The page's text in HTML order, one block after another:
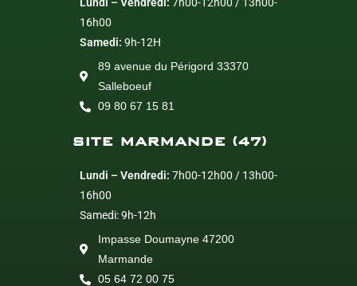
Lundi – Vendredi: 7h00-12h00 / 13h00-
16h00
Samedi: 9h-12H
89 avenue du Périgord 33370
Salleboeuf
09 80 67 15 81
SITE MARMANDE (47)
Lundi – Vendredi: 7h00-12h00 / 13h00-
16h00
Samedi: 9h-12h
Impasse Doumayne 47200
Marmande
05 64 72 00 75